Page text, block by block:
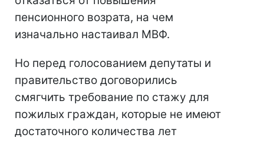
пенсионного возрата, на чем
изначально настаивал МВФ.
Но перед голосованием депутаты и
правительство договорились
смягчить требование по стажу для
пожилых граждан, которые не имеют
достаточного количества лет